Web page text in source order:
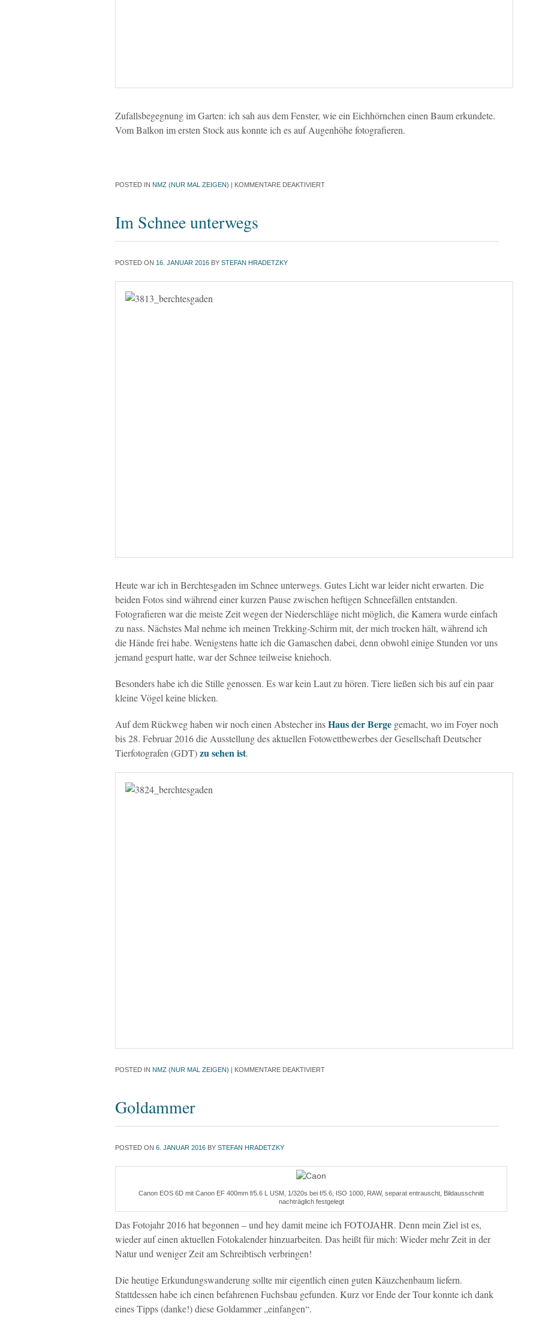
Zufallsbegegnung im Garten: ich sah aus dem Fenster, wie ein Eichhörnchen einen Baum erkundete.
Vom Balkon im ersten Stock aus konnte ich es auf Augenhöhe fotografieren.
POSTED IN NMZ (NUR MAL ZEIGEN) | KOMMENTARE DEAKTIVIERT
Im Schnee unterwegs
POSTED ON 16. JANUAR 2016 BY STEFAN HRADETZKY
Heute war ich in Berchtesgaden im Schnee unterwegs. Gutes Licht war leider nicht erwarten. Die
beiden Fotos sind während einer kurzen Pause zwischen heftigen Schneefällen entstanden.
Fotografieren war die meiste Zeit wegen der Niederschläge nicht möglich, die Kamera wurde einfach
zu nass. Nächstes Mal nehme ich meinen Trekking-Schirm mit, der mich trocken hält, während ich
die Hände frei habe. Wenigstens hatte ich die Gamaschen dabei, denn obwohl einige Stunden vor uns
jemand gespurt hatte, war der Schnee teilweise kniehoch.
Besonders habe ich die Stille genossen. Es war kein Laut zu hören. Tiere ließen sich bis auf ein paar
kleine Vögel keine blicken.
Auf dem Rückweg haben wir noch einen Abstecher insHaus der Berge gemacht, wo im Foyer noch
bis 28. Februar 2016 die Ausstellung des aktuellen Fotowettbewerbes der Gesellschaft Deutscher
Tierfotografen (GDT)zu sehen ist.
POSTED IN NMZ (NUR MAL ZEIGEN) | KOMMENTARE DEAKTIVIERT
Goldammer
POSTED ON 6. JANUAR 2016 BY STEFAN HRADETZKY
Canon EOS 6D mit Canon EF 400mm f/5.6 L USM, 1/320s bei f/5.6, ISO 1000, RAW, separat entrauscht, Bildausschnitt
nachträglich festgelegt
Das Fotojahr 2016 hat begonnen – und hey damit meine ich FOTOJAHR. Denn mein Ziel ist es,
wieder auf einen aktuellen Fotokalender hinzuarbeiten. Das heißt für mich: Wieder mehr Zeit in der
Natur und weniger Zeit am Schreibtisch verbringen!
Die heutige Erkundungswanderung sollte mir eigentlich einen guten Käuzchenbaum liefern.
Stattdessen habe ich einen befahrenen Fuchsbau gefunden. Kurz vor Ende der Tour konnte ich dank
eines Tipps (danke!) diese Goldammer „einfangen“.